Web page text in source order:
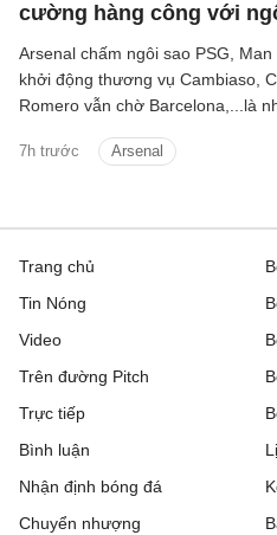
cường hàng công với
7h trước Arsenal
Arsenal chấm ngôi sao PSG, Man
khởi động thương vụ Cambiaso,
Romero vẫn chờ Barcelona,...là
bóng đá sáng 9/8.
Trang chủ
Tin Nóng
Video
Trên đường Pitch
Trực tiếp
Bình luận
Nhận định bóng đá
Chuyển nhượng